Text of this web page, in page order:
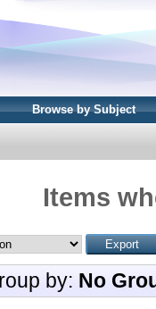
Browse by Subject
Items
by: No